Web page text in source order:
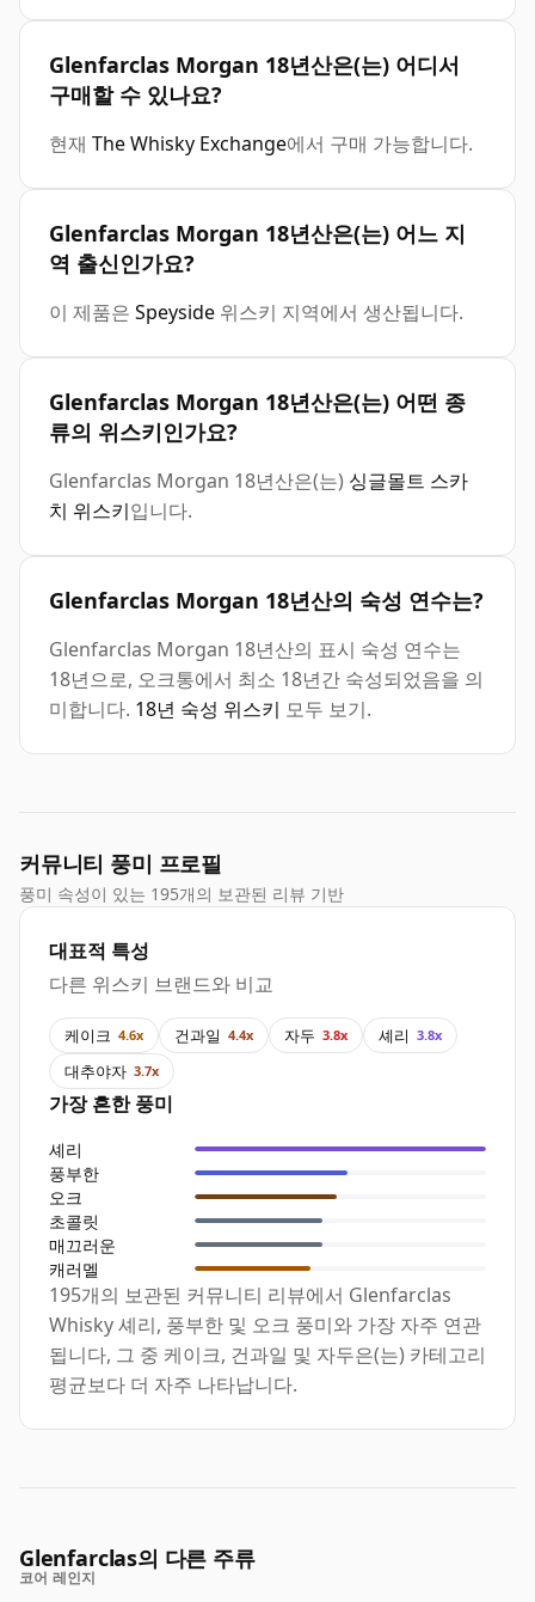
Glenfarclas Morgan 18년산은(는) 어디서
구매할 수 있나요?
현재 The Whisky Exchange에서 구매 가능합니다.
Glenfarclas Morgan 18년산은(는) 어느 지
역 출신인가요?
이 제품은 Speyside 위스키 지역에서 생산됩니다.
Glenfarclas Morgan 18년산은(는) 어떤 종
류의 위스키인가요?
Glenfarclas Morgan 18년산은(는) 싱글몰트 스카
치 위스키입니다.
Glenfarclas Morgan 18년산의 숙성 연수는?
Glenfarclas Morgan 18년산의 표시 숙성 연수는
18년으로, 오크통에서 최소 18년간 숙성되었음을 의
미합니다. 18년 숙성 위스키 모두 보기.
커뮤니티 풍미 프로필
풍미 속성이 있는 195개의 보관된 리뷰 기반
대표적 특성
다른 위스키 브랜드와 비교
케이크 4.6x 건과일 4.4x 자두 3.8x 셰리 3.8x
대추야자 3.7x
가장 흔한 풍미
셰리
풍부한
오크
초콜릿
매끄러운
캐러멜
195개의 보관된 커뮤니티 리뷰에서 Glenfarclas
Whisky 셰리, 풍부한 및 오크 풍미와 가장 자주 연관
됩니다, 그 중 케이크, 건과일 및 자두은(는) 카테고리
평균보다 더 자주 나타납니다.
Glenfarclas의 다른 주류
코어 레인지